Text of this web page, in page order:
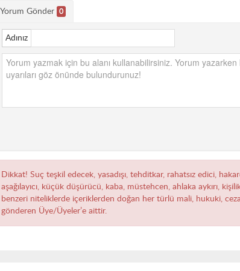
Yorum Gönder 0
Adınız
Dikkat! Suç teşkil edecek, yasadışı, tehditkar, rahatsız edici,
aşağılayıcı, küçük düşürücü, kaba, müstehcen, ahlaka aykırı,
benzeri niteliklerde içeriklerden doğan her türlü mali, hukuki,
gönderen Üye/Üyeler’e aittir.